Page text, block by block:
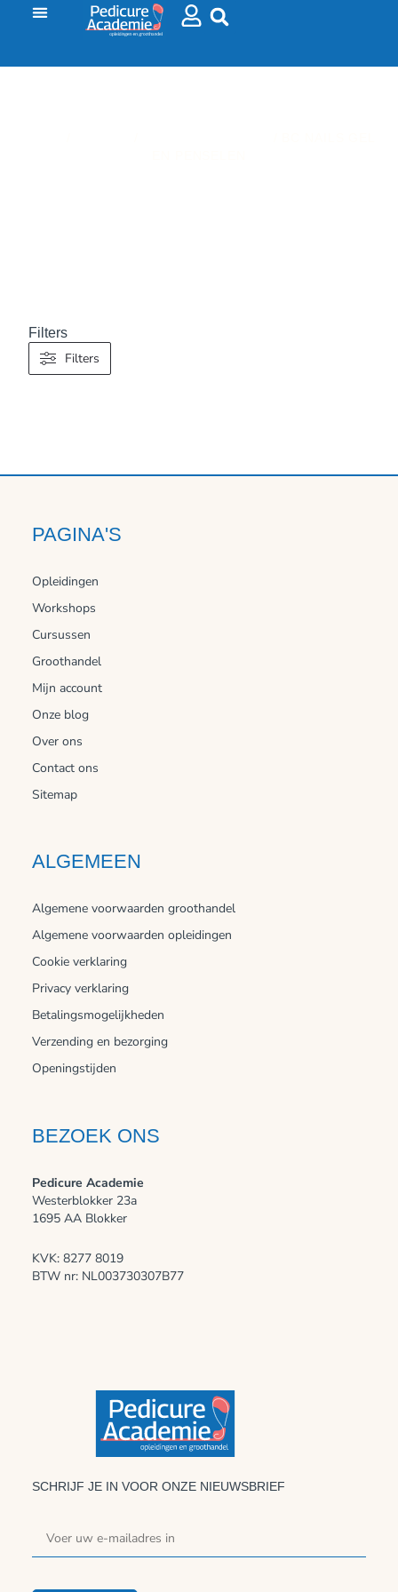
Filters
Filters
PAGINA'S
Opleidingen
Workshops
Cursussen
Groothandel
Mijn account
Onze blog
Over ons
Contact ons
Sitemap
ALGEMEEN
Algemene voorwaarden groothandel
Algemene voorwaarden opleidingen
Cookie verklaring
Privacy verklaring
Betalingsmogelijkheden
Verzending en bezorging
Openingstijden
BEZOEK ONS
Pedicure Academie
Westerblokker 23a
1695 AA Blokker
KVK: 8277 8019
BTW nr: NL003730307B77
SCHRIJF JE IN VOOR ONZE NIEUWSBRIEF